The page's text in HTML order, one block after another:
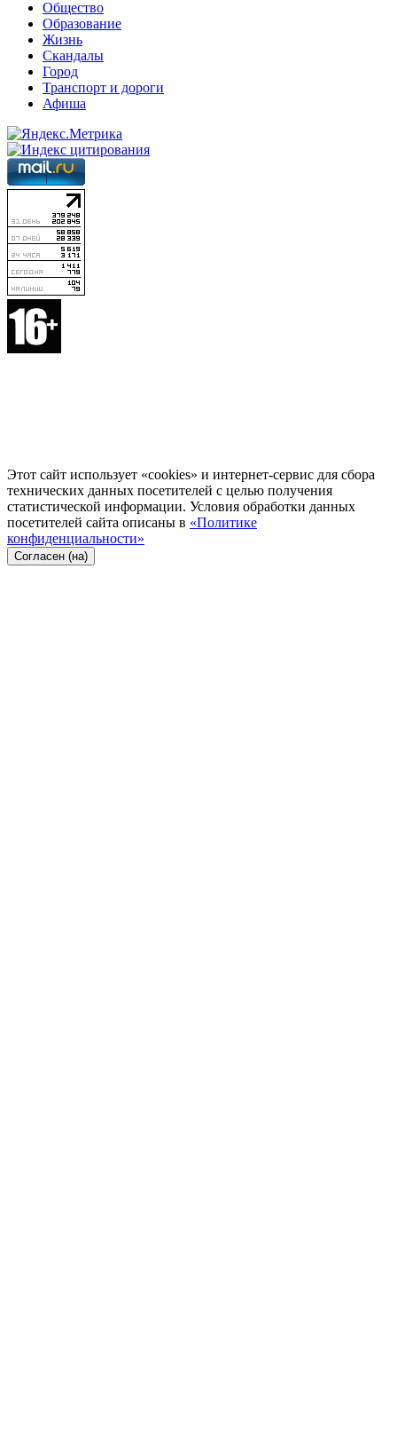
Общество
Образование
Жизнь
Скандалы
Город
Транспорт и дороги
Афиша
Этот сайт использует «cookies» и интернет-сервис для сбора
технических данных посетителей с целью получения
статистической информации. Условия обработки данных
посетителей сайта описаны в «Политике
конфиденциальности»
Согласен (на)